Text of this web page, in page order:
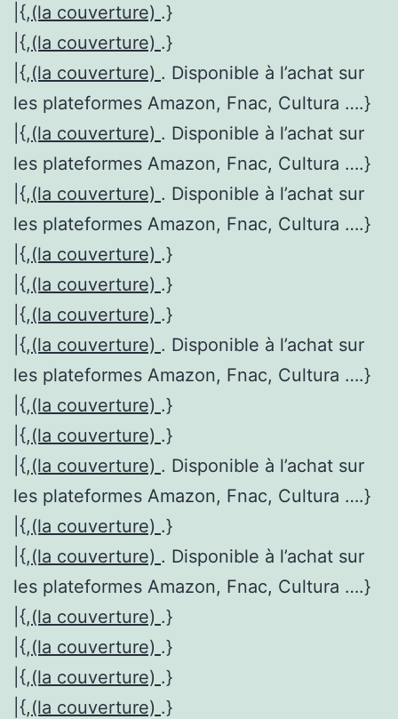
|{,(la couverture) .}
|{,(la couverture) .}
|{,(la couverture) . Disponible à l’achat sur
les plateformes Amazon, Fnac, Cultura ….}
|{,(la couverture) . Disponible à l’achat sur
les plateformes Amazon, Fnac, Cultura ….}
|{,(la couverture) . Disponible à l’achat sur
les plateformes Amazon, Fnac, Cultura ….}
|{,(la couverture) .}
|{,(la couverture) .}
|{,(la couverture) .}
|{,(la couverture) . Disponible à l’achat sur
les plateformes Amazon, Fnac, Cultura ….}
|{,(la couverture) .}
|{,(la couverture) .}
|{,(la couverture) . Disponible à l’achat sur
les plateformes Amazon, Fnac, Cultura ….}
|{,(la couverture) .}
|{,(la couverture) . Disponible à l’achat sur
les plateformes Amazon, Fnac, Cultura ….}
|{,(la couverture) .}
|{,(la couverture) .}
|{,(la couverture) .}
|{,(la couverture) .}